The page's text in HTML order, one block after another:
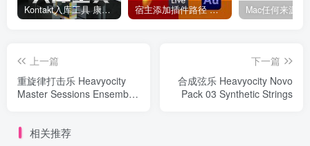
Kontakt入库工具 康泰克入库教程 宿主添加插件路径 插件路径设置 VSTPlugins路径
上一篇
重旋律打击乐 Heavyocity
Master Sessions Ensemble
下一篇
合成弦乐 Heavyocity Novo
Pack 03 Synthetic Strings
相关推荐